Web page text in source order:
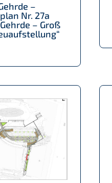
–
Nr. 27a
– Groß